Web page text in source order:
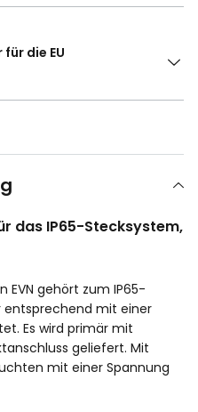
die EU
das IP65-Stecksystem,
EVN gehört zum IP65-
entsprechend mit einer
Es wird primär mit
geliefert. Mit
mit einer Spannung